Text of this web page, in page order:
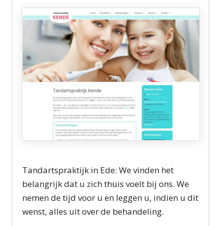
Tandartspraktijk in Ede: We vinden het
belangrijk dat u zich thuis voelt bij ons. We
nemen de tijd voor u en leggen u, indien u dit
wenst, alles uit over de behandeling.